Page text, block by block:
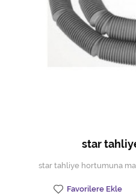
Hijyen Malzemeleri
Kıvırcık paspas
Mekanik Dış Alan Süpürücüler
Tek-Çift Kovalı Temizlik Arabası
Toptan Temizlik Malzemeleri
star
star tahliye hortumuna
Favorilere Ekle